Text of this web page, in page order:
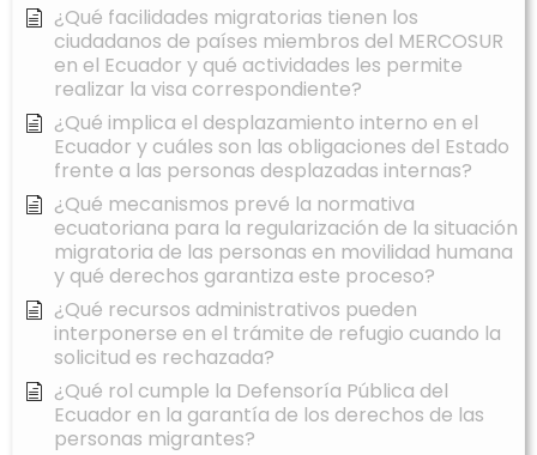
¿Qué facilidades migratorias tienen los
ciudadanos de países miembros del MERCOSUR
en el Ecuador y qué actividades les permite
realizar la visa correspondiente?
¿Qué implica el desplazamiento interno en el
Ecuador y cuáles son las obligaciones del Estado
frente a las personas desplazadas internas?
¿Qué mecanismos prevé la normativa
ecuatoriana para la regularización de la situación
migratoria de las personas en movilidad humana
y qué derechos garantiza este proceso?
¿Qué recursos administrativos pueden
interponerse en el trámite de refugio cuando la
solicitud es rechazada?
¿Qué rol cumple la Defensoría Pública del
Ecuador en la garantía de los derechos de las
personas migrantes?